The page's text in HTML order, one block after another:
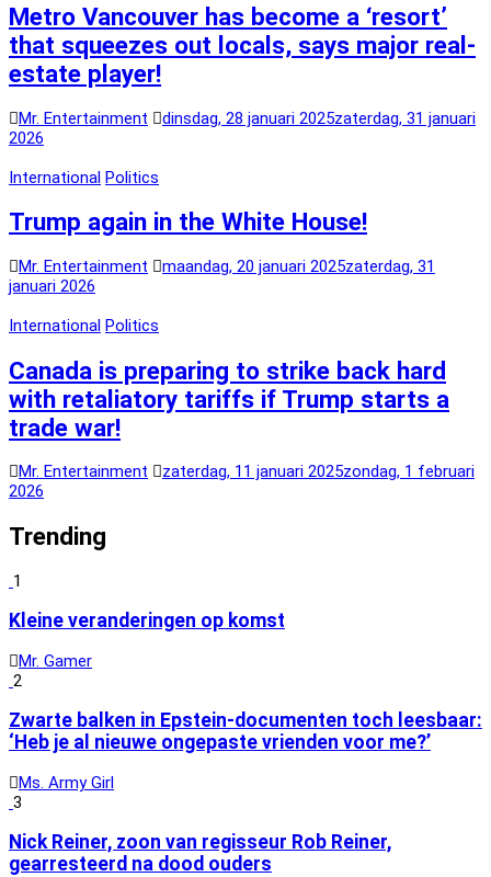
Metro Vancouver has become a ‘resort’
that squeezes out locals, says major real-
estate player!
Mr. Entertainment dinsdag, 28 januari 2025zaterdag, 31 januari
2026
International Politics
Trump again in the White House!
Mr. Entertainment maandag, 20 januari 2025zaterdag, 31
januari 2026
International Politics
Canada is preparing to strike back hard
with retaliatory tariffs if Trump starts a
trade war!
Mr. Entertainment zaterdag, 11 januari 2025zondag, 1 februari
2026
Trending
1
Kleine veranderingen op komst
Mr. Gamer
2
Zwarte balken in Epstein-documenten toch leesbaar:
‘Heb je al nieuwe ongepaste vrienden voor me?’
Ms. Army Girl
3
Nick Reiner, zoon van regisseur Rob Reiner,
gearresteerd na dood ouders